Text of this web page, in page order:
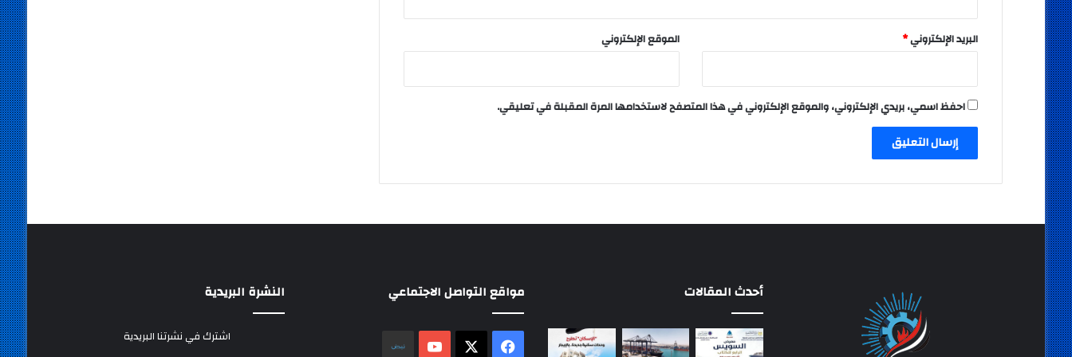
البريد الإلكتروني* الموقع الإلكتروني
احفظ اسمي، بريدي الإلكتروني، والموقع الإلكتروني في هذا المتصفح لاستخدامها المرة المقبلة في تعليقي.
أحدث المقالات مواقع التواصل الاجتماعي
فيسبوك
‫X
‫YouTube
النشرة البريدية
اشترك في نشرتنا البريدية